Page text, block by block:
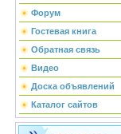
Форум
Гостевая книга
Обратная связь
Видео
Доска объявлений
Каталог сайтов